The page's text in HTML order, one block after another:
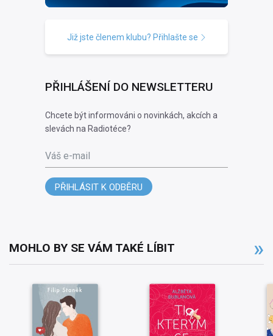
Již jste členem klubu? Přihlašte se
PŘIHLÁŠENÍ DO NEWSLETTERU
Chcete být informováni o novinkách, akcích a
slevách na Radiotéce?
Váš e-mail
PŘIHLÁSIT K ODBĚRU
MOHLO BY SE VÁM TAKÉ LÍBIT